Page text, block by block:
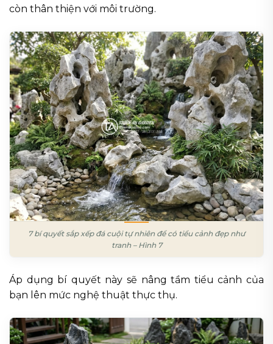
còn thân thiện với môi trường.
7 bí quyết sắp xếp đá cuội tự nhiên để có tiểu cảnh đẹp như
tranh – Hình 7
Áp dụng bí quyết này sẽ nâng tầm tiểu cảnh của
bạn lên mức nghệ thuật thực thụ.